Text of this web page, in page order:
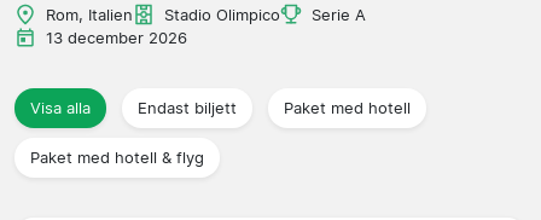
Ligor
Resebyråer
Rom, Italien Stadio Olimpico
Serie A
13 december 2026
Visa alla Endast biljett Paket med hotell
Paket med hotell & flyg